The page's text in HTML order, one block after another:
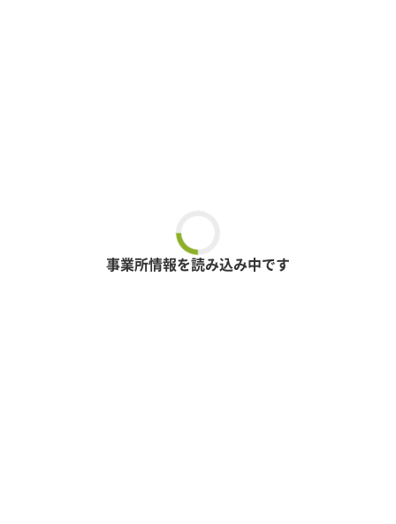
事業所情報を読み込み中です